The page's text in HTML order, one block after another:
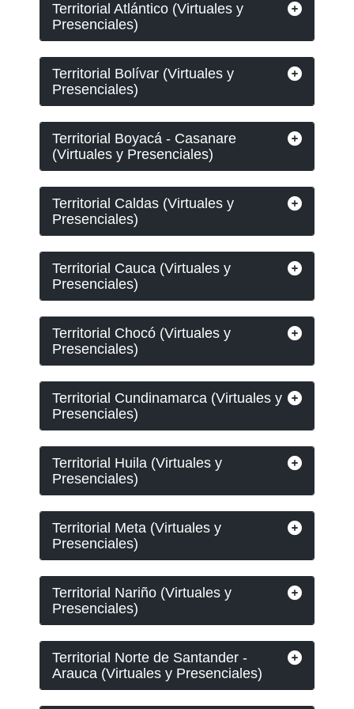
Territorial Atlántico (Virtuales y
Presenciales)
Territorial Bolívar (Virtuales y
Presenciales)
Territorial Boyacá - Casanare
(Virtuales y Presenciales)
Territorial Caldas (Virtuales y
Presenciales)
Territorial Cauca (Virtuales y
Presenciales)
Territorial Chocó (Virtuales y
Presenciales)
Territorial Cundinamarca (Virtuales y
Presenciales)
Territorial Huila (Virtuales y
Presenciales)
Territorial Meta (Virtuales y
Presenciales)
Territorial Nariño (Virtuales y
Presenciales)
Territorial Norte de Santander -
Arauca (Virtuales y Presenciales)